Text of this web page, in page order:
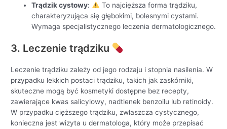
Trądzik cystowy:
To najcięższa forma trądziku,
charakteryzująca się głębokimi, bolesnymi cystami.
Wymaga specjalistycznego leczenia dermatologicznego.
3. Leczenie trądziku
Leczenie trądziku zależy od jego rodzaju i stopnia nasilenia. W
przypadku lekkich postaci trądziku, takich jak zaskórniki,
skuteczne mogą być kosmetyki dostępne bez recepty,
zawierające kwas salicylowy, nadtlenek benzoilu lub retinoidy.
W przypadku cięższego trądziku, zwłaszcza cystycznego,
konieczna jest wizyta u dermatologa, który może przepisać